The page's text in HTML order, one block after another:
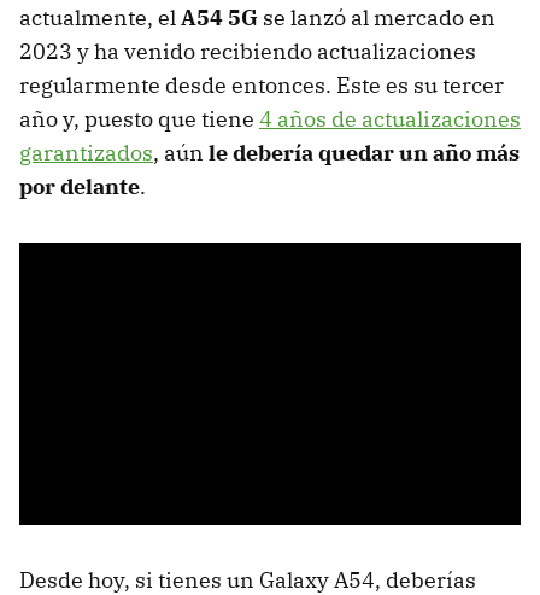
actualmente, elA54 5G se lanzó al mercado en
2023 y ha venido recibiendo actualizaciones
regularmente desde entonces. Este es su tercer
año y, puesto que tiene 4 años de actualizaciones
garantizados, aún le debería quedar un año más
por delante.
Desde hoy, si tienes un Galaxy A54, deberías